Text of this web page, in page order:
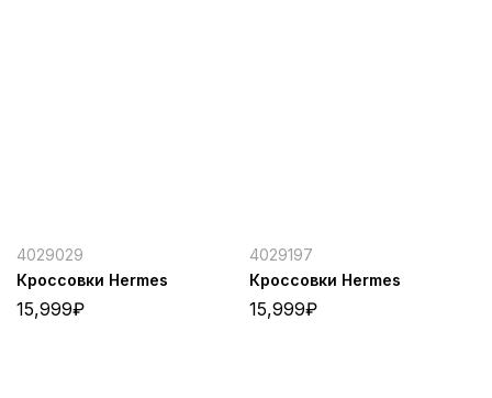
4029029
Кроссовки Hermes
15,999₽
4029197
Кроссовки Hermes
15,999₽